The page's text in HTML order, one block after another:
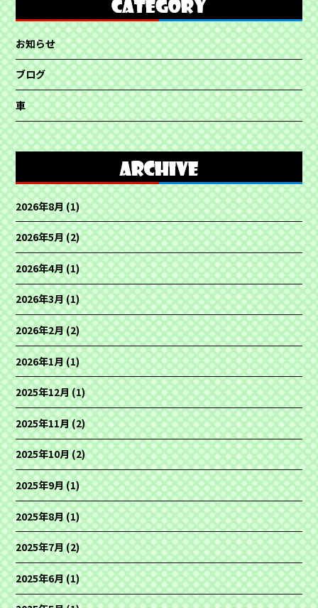
お知らせ
ブログ
車
2026年8月(1)
2026年5月(2)
2026年4月(1)
2026年3月(1)
2026年2月(2)
2026年1月(1)
2025年12月(1)
2025年11月(2)
2025年10月(2)
2025年9月(1)
2025年8月(1)
2025年7月(2)
2025年6月(1)